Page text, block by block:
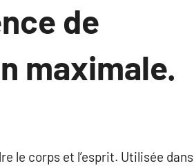
de
maximale.
le corps et l’esprit. Utilisée dans